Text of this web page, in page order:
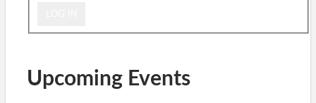
Upcoming Events